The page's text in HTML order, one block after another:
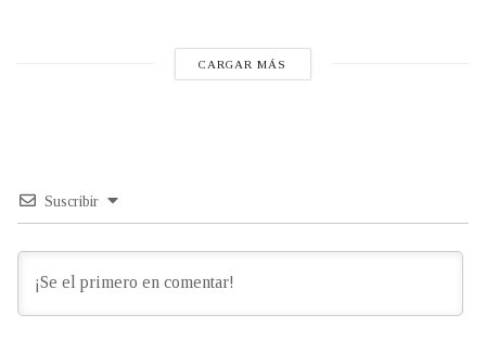
CARGAR MÁS
Suscribir